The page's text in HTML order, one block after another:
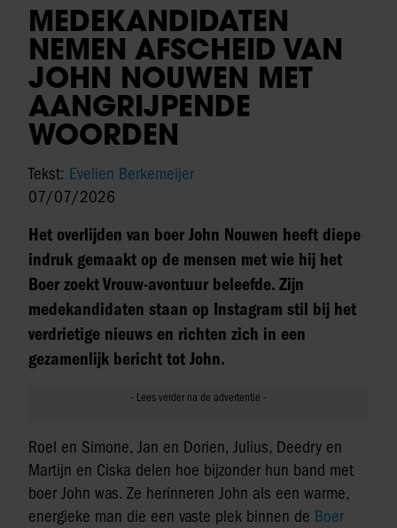
MEDEKANDIDATEN
NEMEN AFSCHEID VAN
JOHN NOUWEN MET
AANGRIJPENDE
WOORDEN
Tekst: Evelien Berkemeijer
07/07/2026
Het overlijden van boer John Nouwen heeft diepe
indruk gemaakt op de mensen met wie hij het
Boer zoekt Vrouw-avontuur beleefde. Zijn
medekandidaten staan op Instagram stil bij het
verdrietige nieuws en richten zich in een
gezamenlijk bericht tot John.
Roel en Simone, Jan en Dorien, Julius, Deedry en
Martijn en Ciska delen hoe bijzonder hun band met
boer John was. Ze herinneren John als een warme,
energieke man die een vaste plek binnen de Boer